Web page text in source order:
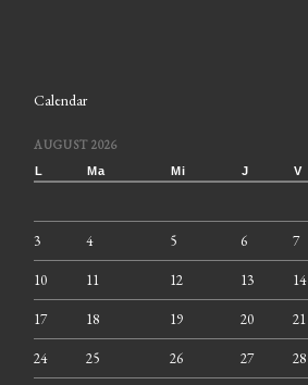
Calendar
AUGUST 2026
L Ma Mi J V
3 4 5 6 7
10 11 12 13 14
17 18 19 20 21
24 25 26 27 28